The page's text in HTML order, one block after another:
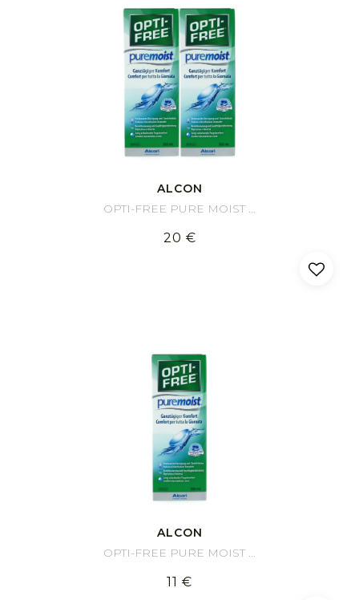
ALCON
OPTI-FREE PURE MOIST Pack 2x300ml
20 €
ALCON
OPTI-FREE PURE MOIST 300ml
11 €